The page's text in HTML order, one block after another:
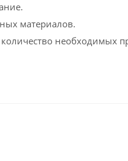
материалов.
необходимых